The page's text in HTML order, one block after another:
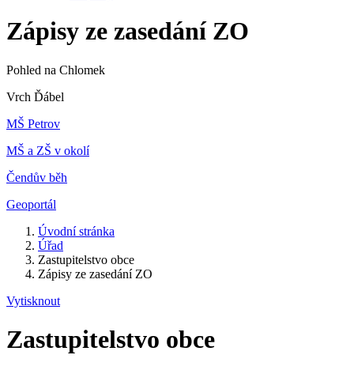
Zápisy ze zasedání ZO
Pohled na Chlomek
Vrch Ďábel
MŠ Petrov
MŠ a ZŠ v okolí
Čendův běh
Geoportál
Úvodní stránka
Úřad
Zastupitelstvo obce
Zápisy ze zasedání ZO
Vytisknout
Zastupitelstvo obce